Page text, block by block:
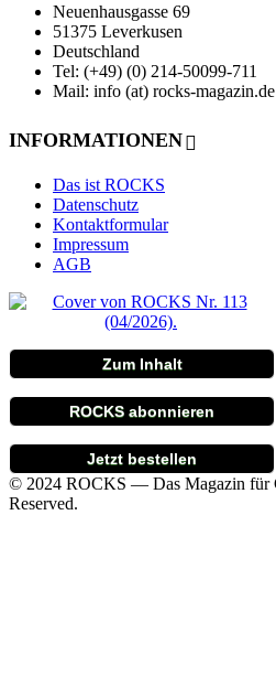
Neuenhausgasse 69
51375 Leverkusen
Deutschland
Tel: (+49) (0) 214-50099-711
Mail: info (at) rocks-magazin.de
INFORMATIONEN
Das ist ROCKS
Datenschutz
Kontaktformular
Impressum
AGB
Zum Inhalt
ROCKS abonnieren
Jetzt bestellen
© 2024 ROCKS — Das Magazin für
Reserved.